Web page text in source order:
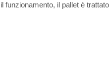
il pallet è